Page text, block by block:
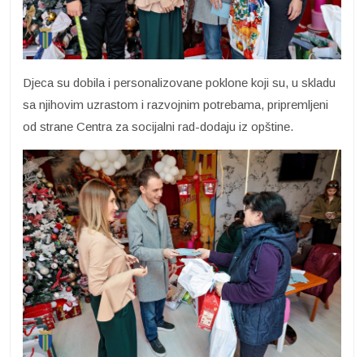
Djeca su dobila i personalizovane poklone koji su, u skladu
sa njihovim uzrastom i razvojnim potrebama, pripremljeni
od strane Centra za socijalni rad-dodaju iz opštine.